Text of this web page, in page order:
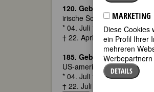
120. Geburtstag:
irische Schriftstellerin
* 04. Juli 1904 in
† 22. April 1996 in
185. Geburtstag:Helen
US-amerikanische
* 04. Juli 1839 in Lockport,
† 22. Juli 1918 in Dedham,
MARKETING
Diese Cookies
ein Profil Ihrer
mehreren
DETAILS